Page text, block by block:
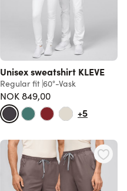
Unisex sweatshirt KLEVE
Regular fit 60°-Vask
NOK 849,00
+5